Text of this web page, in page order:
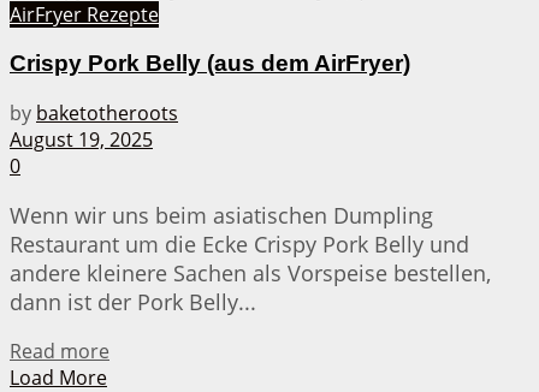
AirFryer Rezepte
Crispy Pork Belly (aus dem AirFryer)
by baketotheroots
August 19, 2025
0
Wenn wir uns beim asiatischen Dumpling
Restaurant um die Ecke Crispy Pork Belly und
andere kleinere Sachen als Vorspeise bestellen,
dann ist der Pork Belly...
Read more
Load More